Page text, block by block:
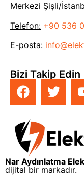
Merkezi Şişli/
Telefon: +90 536
E-posta:
Bizi Takip Edin
Nar Aydınlatma
dijital bir markadır.